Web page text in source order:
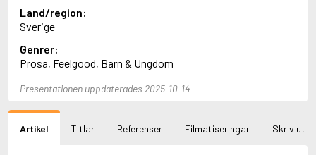
Adams, Jane
Adams, Richard
Adbåge, Emma
Adbåge, Lisen
Adelborg, Ottilia
Adiga, Aravind
Adnan, Etel
Land/region:
Sverige
Genrer:
Prosa, Feelgood, Barn & Ungdom
Presentationen uppdaterades 2025-10-14
Artikel Titlar Referenser Filmatiseringar Skriv ut